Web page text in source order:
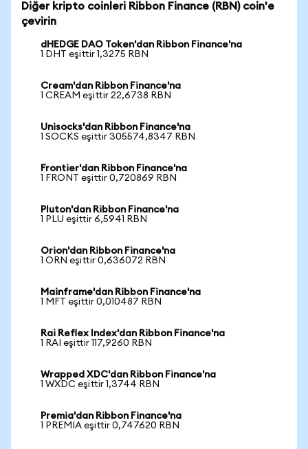
Diğer kripto coinleri Ribbon Finance (RBN) coin'e
çevirin
dHEDGE DAO Token'dan Ribbon Finance'na
1 DHT eşittir 1,3275 RBN
Cream'dan Ribbon Finance'na
1 CREAM eşittir 22,6738 RBN
Unisocks'dan Ribbon Finance'na
1 SOCKS eşittir 305574,8347 RBN
Frontier'dan Ribbon Finance'na
1 FRONT eşittir 0,720869 RBN
Pluton'dan Ribbon Finance'na
1 PLU eşittir 6,5941 RBN
Orion'dan Ribbon Finance'na
1 ORN eşittir 0,636072 RBN
Mainframe'dan Ribbon Finance'na
1 MFT eşittir 0,010487 RBN
Rai Reflex Index'dan Ribbon Finance'na
1 RAI eşittir 117,9260 RBN
Wrapped XDC'dan Ribbon Finance'na
1 WXDC eşittir 1,3744 RBN
Premia'dan Ribbon Finance'na
1 PREMIA eşittir 0,747620 RBN